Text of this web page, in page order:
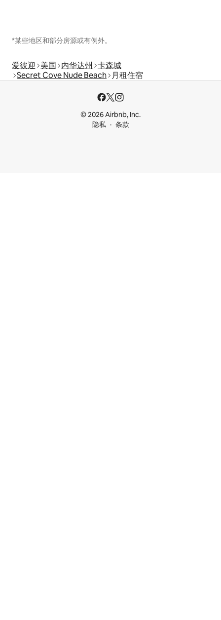
*某些地区和部分房源或有例外。
爱彼迎 美国 内华达州
卡森城
Secret Cove Nude Beach 月租住宿
© 2026 Airbnb, Inc.
隐私
条款